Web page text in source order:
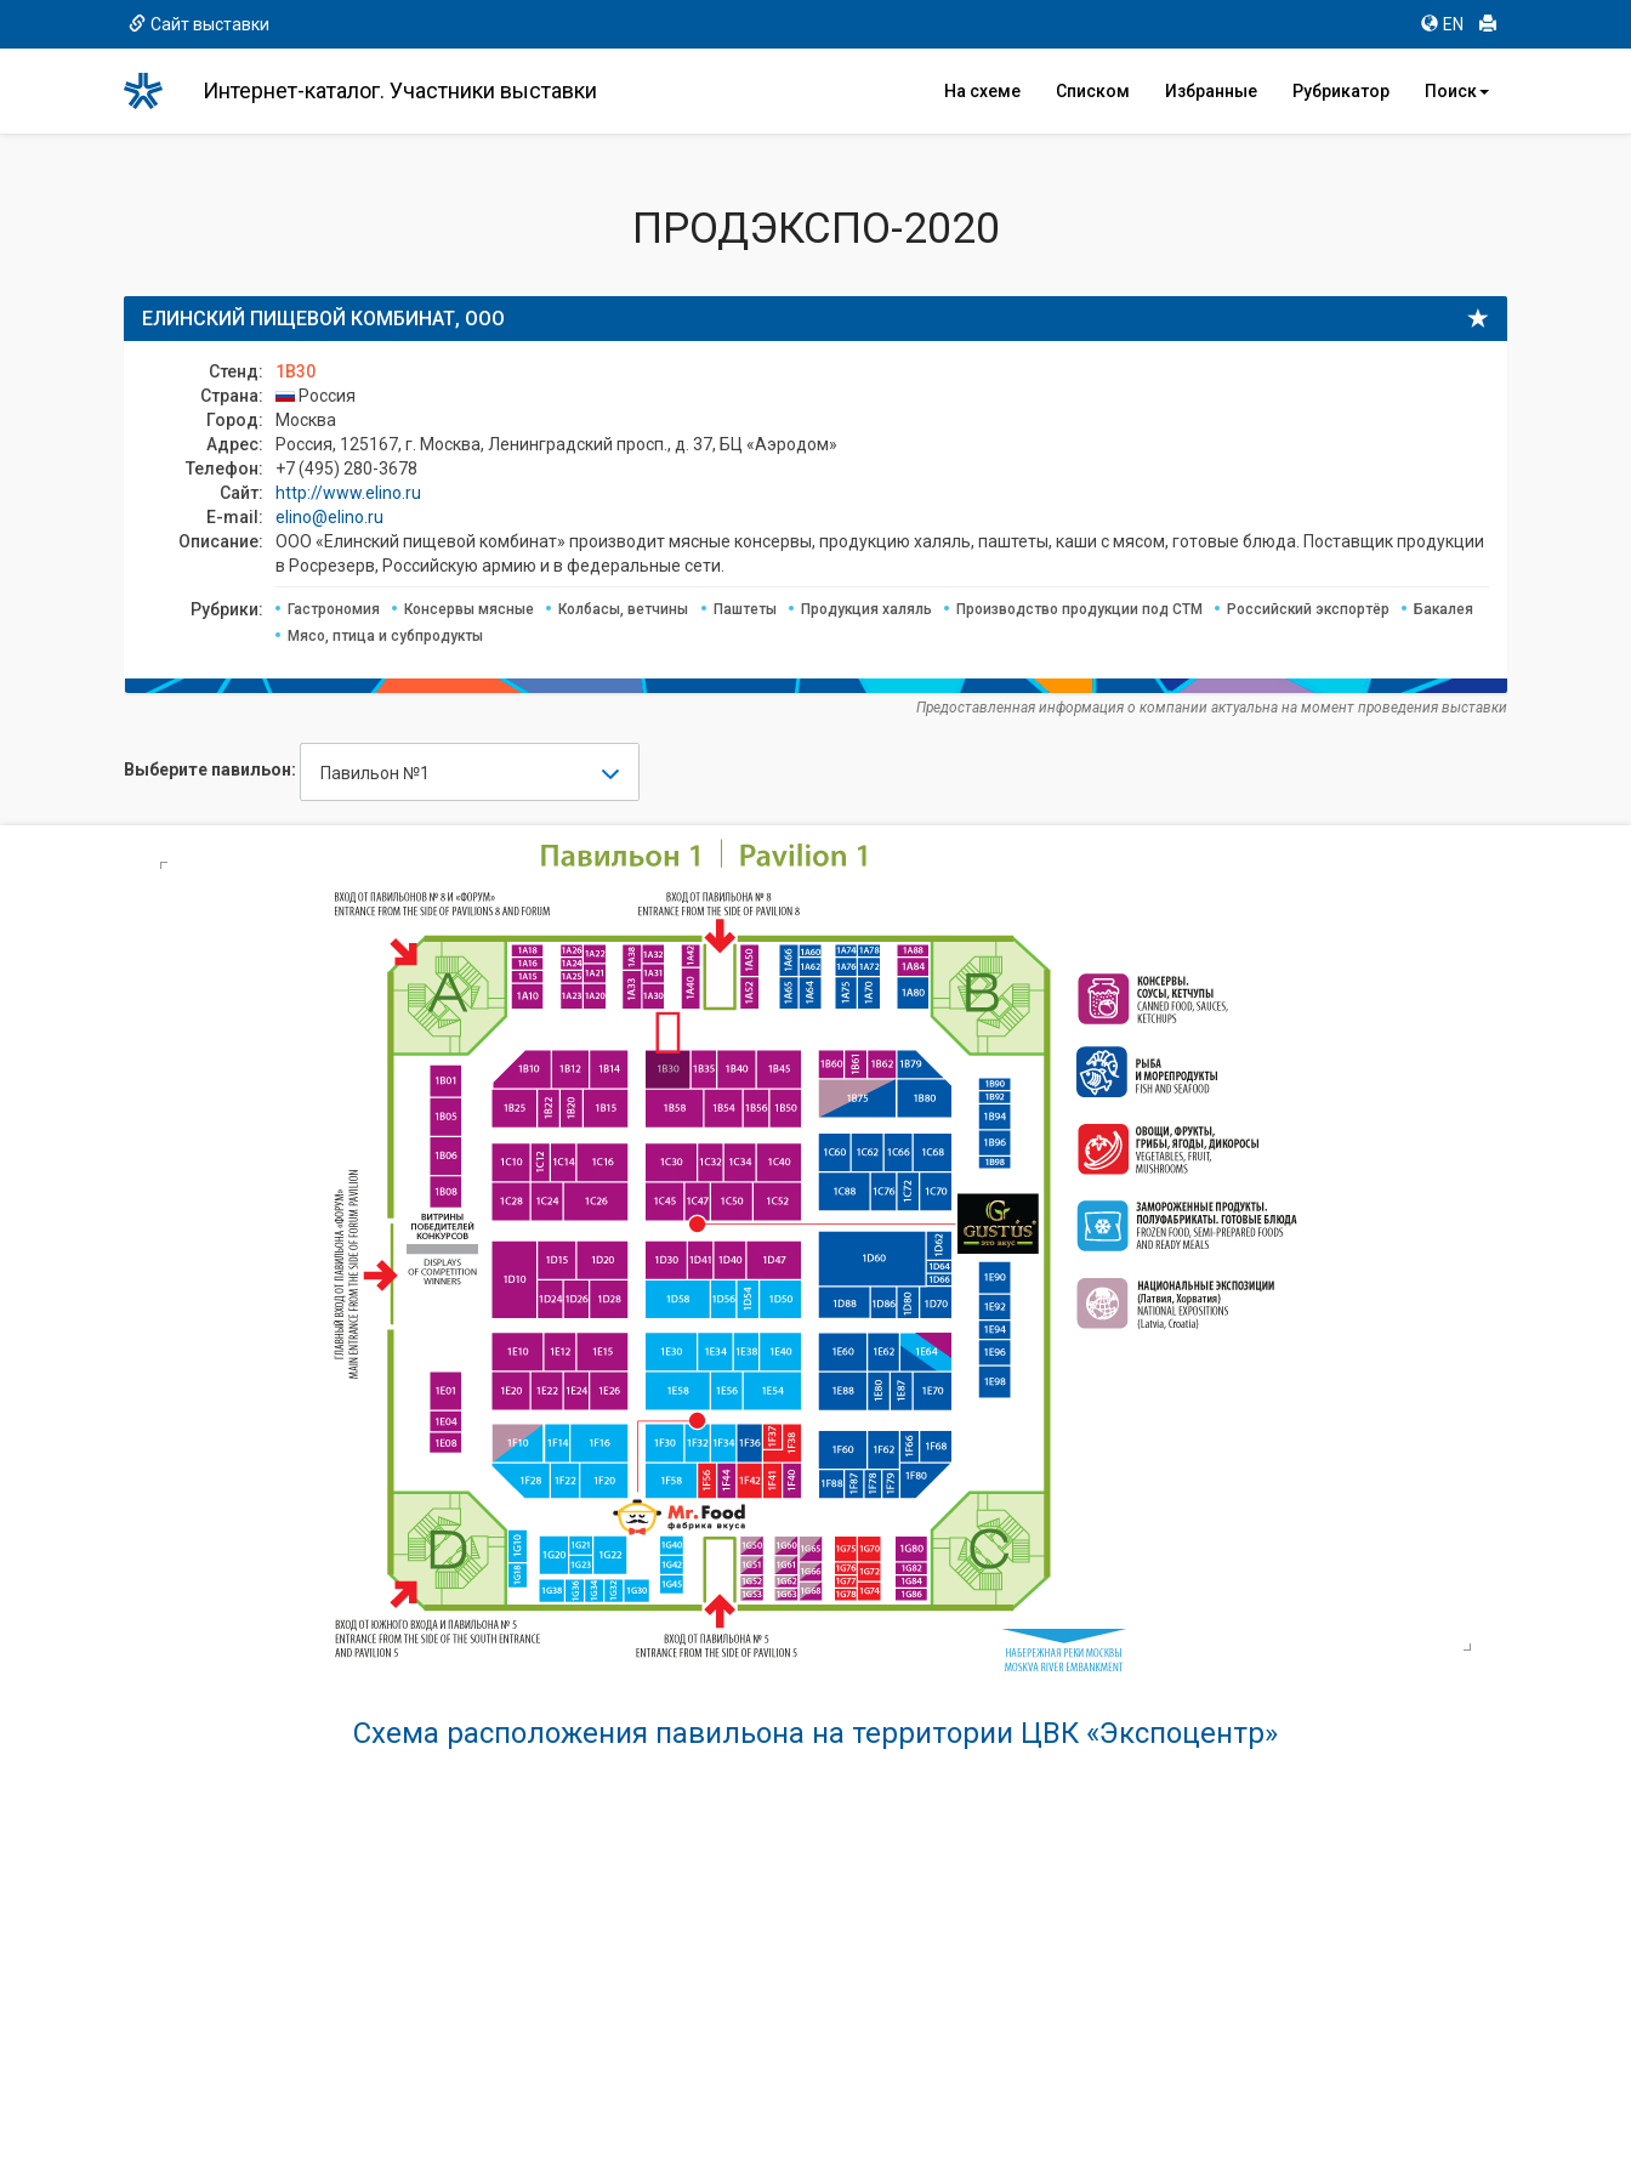
Сайт выставки EN
Интернет-каталог. Участники выставки На схеме Списком Избранные Рубрикатор Поиск
ПРОДЭКСПО-2020
ЕЛИНСКИЙ ПИЩЕВОЙ КОМБИНАТ, ООО
Стенд:
1B30
Страна:
Россия
Город:
Москва
Адрес:
Россия, 125167, г. Москва, Ленинградский просп., д. 37, БЦ «Аэродом»
Телефон:
+7 (495) 280-3678
Сайт:
http://www.elino.ru
E-mail:
elino@elino.ru
Описание:
ООО «Елинский пищевой комбинат» производит мясные консервы, продукцию халяль, паштеты, каши с мясом, готовые блюда. Поставщик продукции
в Росрезерв, Российскую армию и в федеральные сети.
Рубрики: Гастрономия Консервы мясные Колбасы, ветчины Паштеты Продукция халяль Производство продукции под СТМ Российский экспортёр
Бакалея
Мясо, птица и субпродукты
Предоставленная информация о компании актуальна на момент проведения выставки
Выберите павильон: Павильон №1
Схема расположения павильона на территории ЦВК «Экспоцентр»